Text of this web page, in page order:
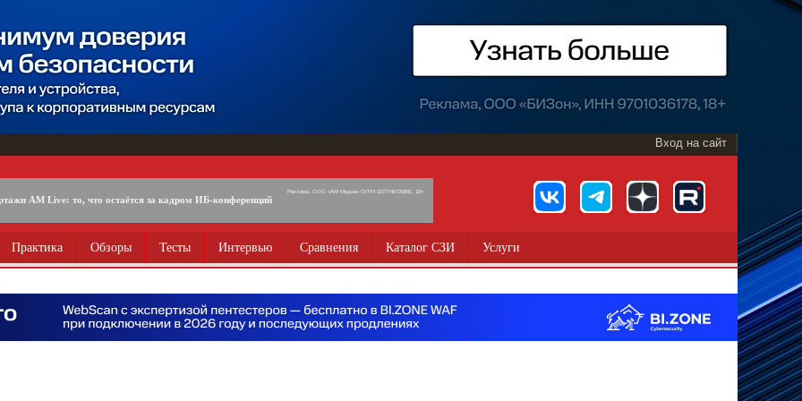
Вход на сайт
AM Live: то, что остаётся за кадром ИБ-конференций
Реклама. ООО «АМ Медиа» ОГРН 1077746725891, 18+
Практика Обзоры Тесты Интервью Сравнения Каталог СЗИ Услуги